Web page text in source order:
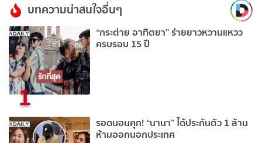
บทความน่าสนใจอื่นๆ
1
“กระต่าย อาทิตยา” ร่ายยาวหวานแหวว
ครบรอบ 15 ปี
รอดนอนคุก! “นานา” ได้ประกันตัว 1 ล้าน
ห้ามออกนอกประเทศ